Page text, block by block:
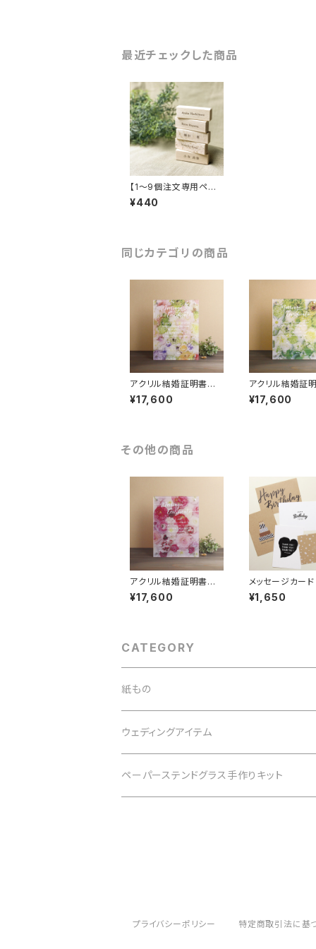
最近チェックした商品
【1～9個注文専用ペー
ジ】ウッド席札を10個以
上お買い上げの方専用
¥440
同じカテゴリの商品
アクリル結婚証明書
フラワーカラフル
¥17,600
アクリル結婚
フラワーホワイ
ン
¥17,600
その他の商品
アクリル結婚証明書
フラワーマゼンタ
¥17,600
メッセージカー
ート5種セット 「
¥1,650
CATEGORY
紙もの
紙の詰め合わせセット
メッセージカード・アソートセット
ウェディングアイテム
アクリル結婚証明書
ペーパーステンドグラス手作りキット
プライバシーポリシー 特定商取引法に基